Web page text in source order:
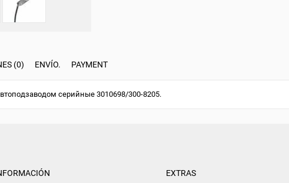
(0) ENVÍO. PAYMENT
серийные 3010698/300-8205.
EXTRAS